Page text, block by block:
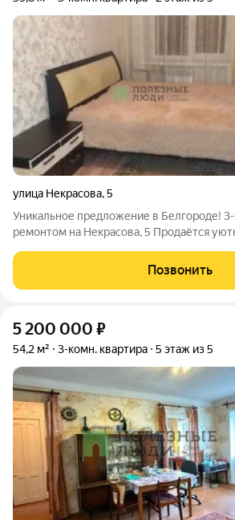
улица Некрасова,5
Уникальное предложение в Белгороде! 3-
ремонтом на Некрасова, 5 Продаётся
тех, кто ценит комфорт и удобство.
нагревается газовой
Позвонить
5 200 000 ₽
54,2 м² 3-комн. квартира 5 этаж из 5